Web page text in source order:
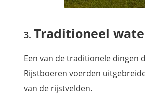
Traditioneel
Een van de traditionele dingen
Rijstboeren voerden
van de rijstvelden.